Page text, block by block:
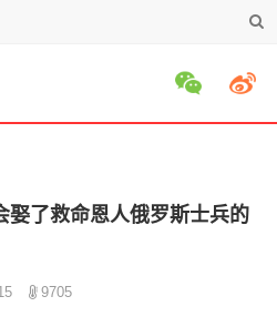
娶了救命恩人俄罗斯士兵的
9705